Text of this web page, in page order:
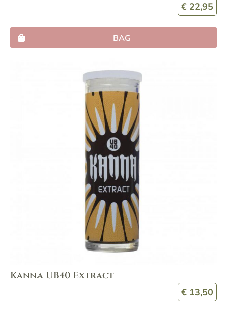
€ 22,95
BAG
Kanna UB40 Extract
€ 13,50